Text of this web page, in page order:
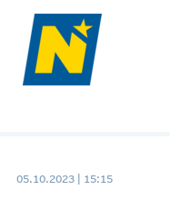
05.10.2023 | 15:15